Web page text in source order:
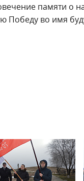
памяти о
Победу во имя